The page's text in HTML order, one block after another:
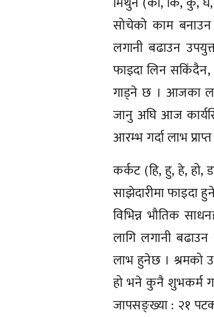
सोचेको काम
लगानी बढाउन
फाइदा लिन
गाड्ने छ । आजका
जानु अघि आज
आरम्भ गर्दा लाभ
कर्कट (हि, हु, हे, हो,
साझेदारीमा फाइदा
विभिन्न भौतिक
लागि लगानी
लाभ हुनेछ । श्रमको
हो भने कुनै शुभकर्म
जापसङ्ख्या : २१